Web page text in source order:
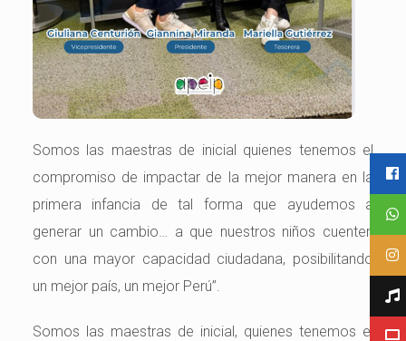
Somos las maestras de inicial quienes tenemos el
compromiso de impactar de la mejor manera en la
primera infancia de tal forma que ayudemos a
generar un cambio… a que nuestros niños cuenten
con una mayor capacidad ciudadana, posibilitando
un mejor país, un mejor Perú”.
Somos las maestras de inicial, quienes tenemos el